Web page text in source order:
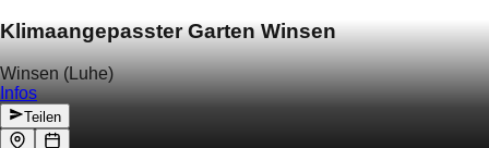
Klimaangepasster Garten Winsen
Winsen (Luhe)
Infos
Teilen